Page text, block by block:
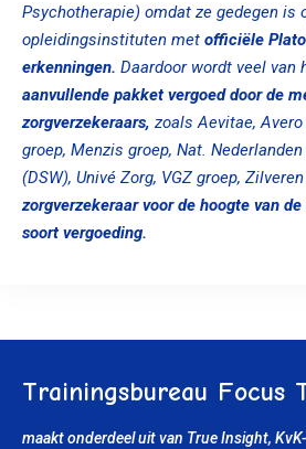
Psychotherapie) omdat ze gedegen is
opleidingsinstituten met officiële
erkenningen. Daardoor wordt veel van
aanvullende pakket vergoed door de
zorgverzekeraars, zoals Aevitae,
groep, Menzis groep, Nat.
(DSW), Univé Zorg, VGZ groep,
zorgverzekeraar voor de hoogte van
soort vergoeding.
Trainingsbureau Focus
maakt onderdeel uit van True Insight,